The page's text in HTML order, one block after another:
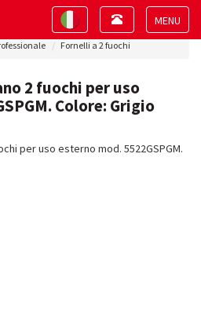
Toggle
Toggle
navigation
Toggle
navigation
Fornelli a 2 fuochi
2 fuochi per uso
Colore: Grigio